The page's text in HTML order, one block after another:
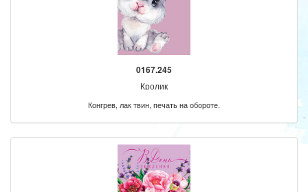
0167.245
Кролик
Конгрев, лак твин, печать на обороте.